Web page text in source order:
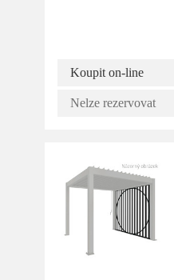
Koupit on-line
Nelze rezervovat